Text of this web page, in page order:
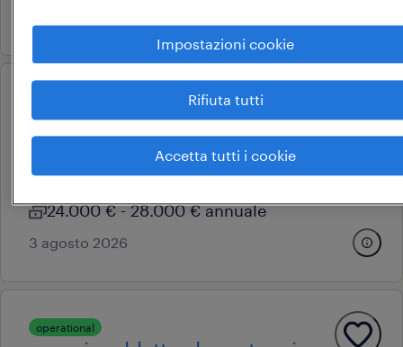
operaio di produzione
san giorgio di nogaro, friuli-venezia giulia
tempo determinato
24.000 € - 28.000 € annuale
3 agosto 2026
operational
Impostazioni cookie
Rifiuta tutti
Accetta tutti i cookie